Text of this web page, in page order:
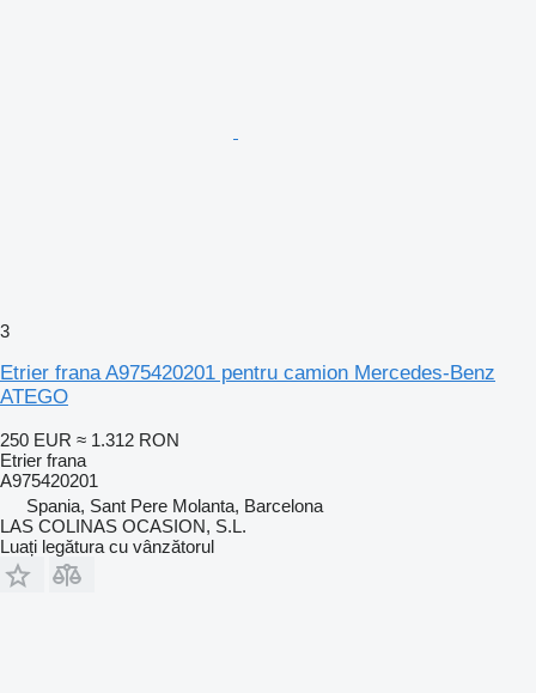
3
Etrier frana A975420201 pentru camion Mercedes-Benz
ATEGO
250 EUR ≈ 1.312 RON
Etrier frana
A975420201
Spania, Sant Pere Molanta, Barcelona
LAS COLINAS OCASION, S.L.
Luați legătura cu vânzătorul